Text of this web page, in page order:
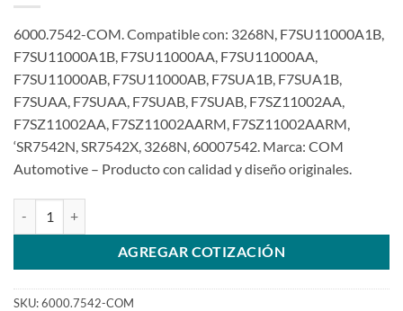
6000.7542-COM. Compatible con: 3268N, F7SU11000A1B,
F7SU11000A1B, F7SU11000AA, F7SU11000AA,
F7SU11000AB, F7SU11000AB, F7SUA1B, F7SUA1B,
F7SUAA, F7SUAA, F7SUAB, F7SUAB, F7SZ11002AA,
F7SZ11002AA, F7SZ11002AARM, F7SZ11002AARM,
‘SR7542N, SR7542X, 3268N, 60007542. Marca: COM
Automotive – Producto con calidad y diseño originales.
AGREGAR COTIZACIÓN
SKU:6000.7542-COM